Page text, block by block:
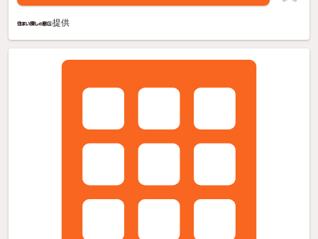
提供